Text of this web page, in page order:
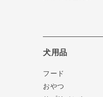
犬用品
フード
おやつ